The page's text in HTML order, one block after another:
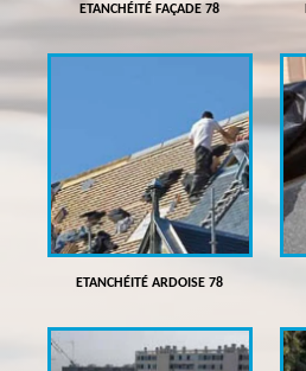
ETANCHÉITÉ FAÇADE 78
ETANCHÉITÉ ARDOISE 78